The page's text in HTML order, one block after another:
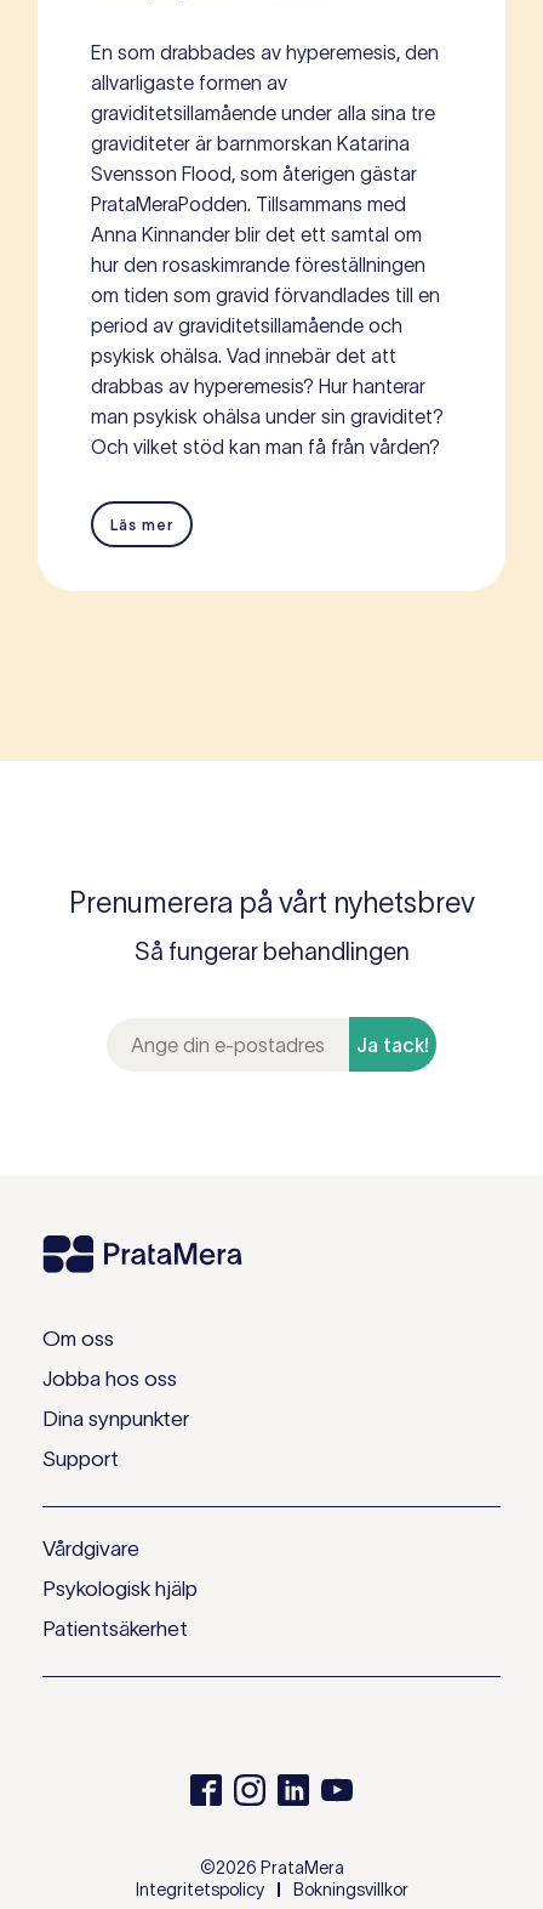
En som drabbades av hyperemesis, den
allvarligaste formen av
graviditetsillamående under alla sina tre
graviditeter är barnmorskan Katarina
Svensson Flood, som återigen gästar
PrataMeraPodden. Tillsammans med
Anna Kinnander blir det ett samtal om
hur den rosaskimrande föreställningen
om tiden som gravid förvandlades till en
period av graviditetsillamående och
psykisk ohälsa. Vad innebär det att
drabbas av hyperemesis? Hur hanterar
man psykisk ohälsa under sin graviditet?
Och vilket stöd kan man få från vården?
Läs mer
Prenumerera på vårt nyhetsbrev
Så fungerar behandlingen
Ja tack!
Om oss
Jobba hos oss
Dina synpunkter
Support
Vårdgivare
Psykologisk hjälp
Patientsäkerhet
©2026 PrataMera
Integritetspolicy
Bokningsvillkor